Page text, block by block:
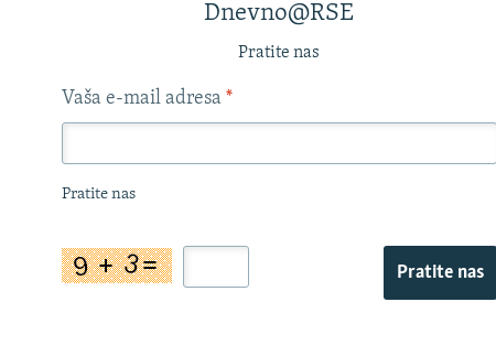
Dnevno@RSE
Pratite nas
Vaša e-mail adresa *
Pratite nas
Pratite nas